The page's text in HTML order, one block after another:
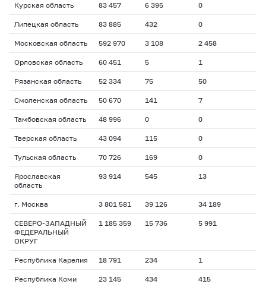
Курская область 83 457 6 395 0
Липецкая область 83 885 432 0
Московская область 592 970 3 108 2 458
Орловская область 60 451 5 1
Рязанская область 52 334 75 50
Смоленская область 50 670 141 7
Тамбовская область 48 996 0 0
Тверская область 43 094 115 0
Тульская область 70 726 169 0
Ярославская
область
93 914 545 13
г. Москва 3 801 581 39 126 34 189
СЕВЕРО-ЗАПАДНЫЙ
ФЕДЕРАЛЬНЫЙ
ОКРУГ
1 185 359 15 736 5 991
Республика Карелия 18 791 234 1
Республика Коми 23 145 434 415